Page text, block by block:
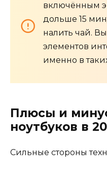
включённым
дольше 15
налить чай.
элементов
именно в
Плюсы и
ноутбуков в
Сильные стороны